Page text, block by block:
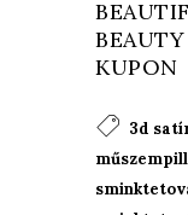
KUPON
3d